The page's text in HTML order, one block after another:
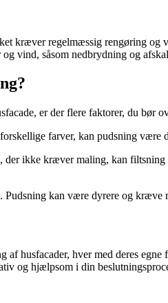
kræver regelmæssig rengøring og
vind, såsom nedbrydning og
er der flere faktorer, du bør
farver, kan pudsning
der ikke kræver maling, kan
kan være dyrere og
husfacader, hver med deres
og hjælpsom i din